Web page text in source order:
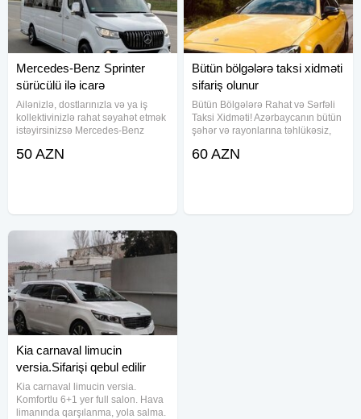
Mercedes-Benz Sprinter
sürücülü ilə icarə
Ailənizlə, dostlarınızla və ya iş
kollektivinizlə rahat səyahət etmək
istəyirsinizsə Mercedes-Benz
sürücü ilə xidmətinizə təqdim
50 AZN
Bütün bölgələrə taksi xidməti
sifariş olunur
Bütün Bölgələrə Rahat və Sərfəli
Taksi Xidməti! Azərbaycanın bütün
şəhər və rayonlarına təhlükəsiz,
taksi xidməti təklif olunur. Peşəkar
60 AZN
Kia carnaval limucin
versia.Sifarişi qebul edilir
Kia carnaval limucin versia.
Komfortlu 6+1 yer full salon. Hava
limanında qarşılanma, yola salma.